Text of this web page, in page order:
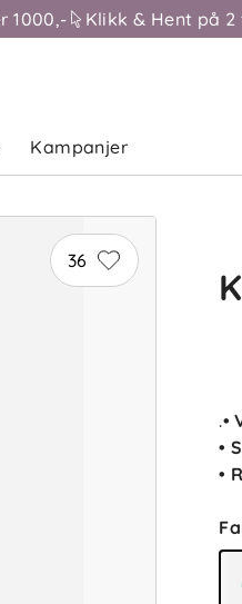
1000,- Klikk & Hent på
Kampanjer
36
.•
•
•